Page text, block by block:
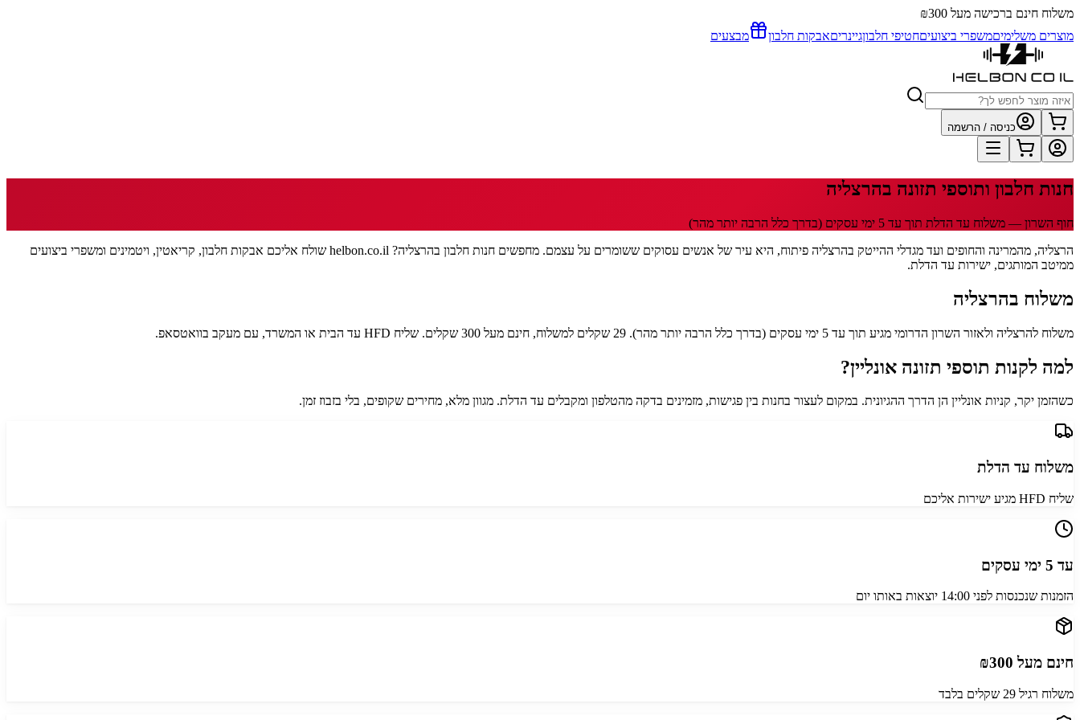
משלוח חינם ברכישה מעל ₪300
מוצרים משלימיםמשפרי ביצועיםחטיפי חלבוןגיינריםאבקות חלבון מבצעים
כניסה / הרשמה
חנות חלבון ותוספי תזונה בהרצליה
חוף השרון — משלוח עד הדלת תוך עד 5 ימי עסקים (בדרך כלל הרבה יותר מהר)
הרצליה, מהמרינה והחופים ועד מגדלי ההייטק בהרצליה פיתוח, היא עיר של אנשים עסוקים ששומרים על עצמם. מחפשים חנות חלבון בהרצליה? helbon.co.il שולח אליכם אבקות חלבון, קריאטין, ויטמינים ומשפרי ביצועים
ממיטב המותגים, ישירות עד הדלת.
משלוח בהרצליה
משלוח להרצליה ולאזור השרון הדרומי מגיע תוך עד 5 ימי עסקים (בדרך כלל הרבה יותר מהר). 29 שקלים למשלוח, חינם מעל 300 שקלים. שליח HFD עד הבית או המשרד, עם מעקב בוואטסאפ.
למה לקנות תוספי תזונה אונליין?
כשהזמן יקר, קניות אונליין הן הדרך ההגיונית. במקום לעצור בחנות בין פגישות, מזמינים בדקה מהטלפון ומקבלים עד הדלת. מגוון מלא, מחירים שקופים, בלי בזבוז זמן.
משלוח עד הדלת
שליח HFD מגיע ישירות אליכם
עד 5 ימי עסקים
הזמנות שנכנסות לפני 14:00 יוצאות באותו יום
חינם מעל ₪300
משלוח רגיל 29 שקלים בלבד